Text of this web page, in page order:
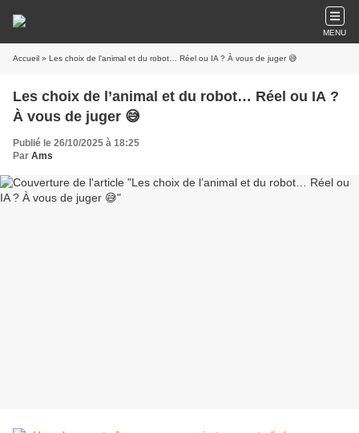
MENU
Accueil » Les choix de l’animal et du robot… Réel ou IA ? À vous de juger 😅
Les choix de l’animal et du robot… Réel ou IA ?
À vous de juger 😅
Publié le 26/10/2025 à 18:25
Par Ams